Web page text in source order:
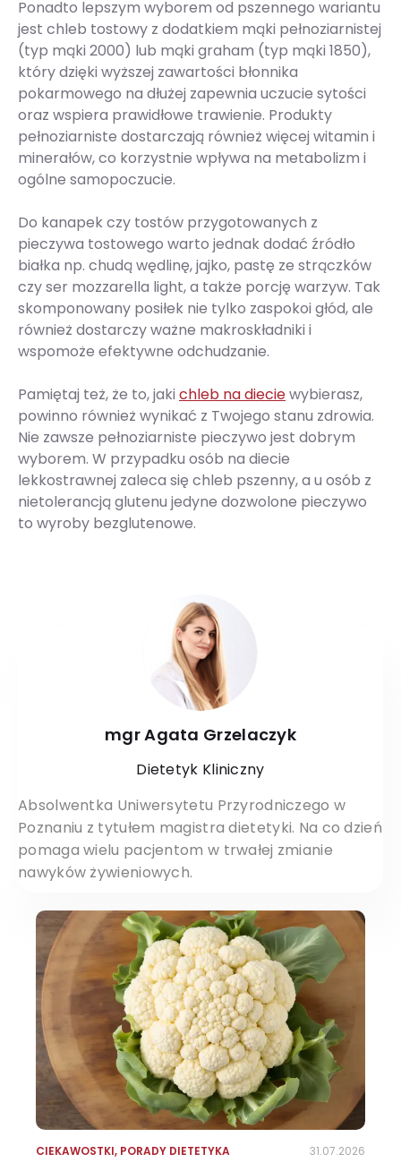
Ponadto lepszym wyborem od pszennego wariantu
jest chleb tostowy z dodatkiem mąki pełnoziarnistej
(typ mąki 2000) lub mąki graham (typ mąki 1850),
który dzięki wyższej zawartości błonnika
pokarmowego na dłużej zapewnia uczucie sytości
oraz wspiera prawidłowe trawienie. Produkty
pełnoziarniste dostarczają również więcej witamin i
minerałów, co korzystnie wpływa na metabolizm i
ogólne samopoczucie.
Do kanapek czy tostów przygotowanych z
pieczywa tostowego warto jednak dodać źródło
białka np. chudą wędlinę, jajko, pastę ze strączków
czy ser mozzarella light, a także porcję warzyw. Tak
skomponowany posiłek nie tylko zaspokoi głód, ale
również dostarczy ważne makroskładniki i
wspomoże efektywne odchudzanie.
Pamiętaj też, że to, jaki chleb na dieciewybierasz,
powinno również wynikać z Twojego stanu zdrowia.
Nie zawsze pełnoziarniste pieczywo jest dobrym
wyborem. W przypadku osób na diecie
lekkostrawnej zaleca się chleb pszenny, a u osób z
nietolerancją glutenu jedyne dozwolone pieczywo
to wyroby bezglutenowe.
mgr Agata Grzelaczyk
Dietetyk Kliniczny
Absolwentka Uniwersytetu Przyrodniczego w
Poznaniu z tytułem magistra dietetyki. Na co dzień
pomaga wielu pacjentom w trwałej zmianie
nawyków żywieniowych.
CIEKAWOSTKI, PORADY DIETETYKA 31.07.2026